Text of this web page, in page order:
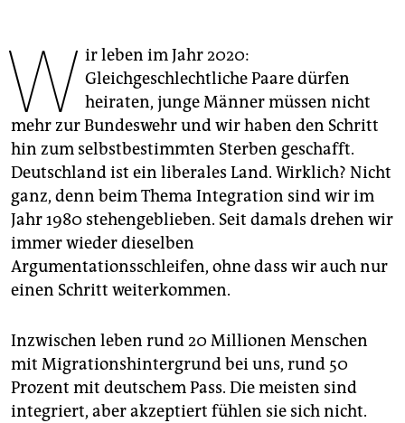
unterstützen
abo
genossenschaft
epaper login
W ir leben im Jahr 2020:
Gleichgeschlechtliche Paare dürfen
heiraten, junge Männer müssen nicht
mehr zur Bundeswehr und wir haben den Schritt
hin zum selbstbestimmten Sterben geschafft.
Deutschland ist ein liberales Land. Wirklich? Nicht
ganz, denn beim Thema Integration sind wir im
Jahr 1980 stehengeblieben. Seit damals drehen wir
immer wieder dieselben
Argumentationsschleifen, ohne dass wir auch nur
einen Schritt weiterkommen.
Inzwischen leben rund 20 Millionen Menschen
mit Migrationshintergrund bei uns, rund 50
Prozent mit deutschem Pass. Die meisten sind
integriert, aber akzeptiert fühlen sie sich nicht.